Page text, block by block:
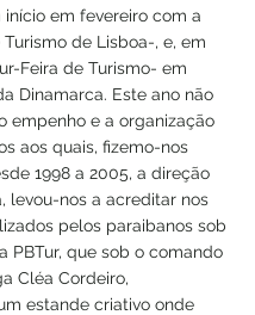
início em fevereiro com a
de Lisboa-, e, em
Feira de Turismo- em
Dinamarca. Este ano não
empenho e a organização
aos quais, fizemo-nos
1998 a 2005, a direção
levou-nos a acreditar nos
pelos paraibanos sob
PBTur, que sob o comando
Cléa Cordeiro,
estande criativo onde